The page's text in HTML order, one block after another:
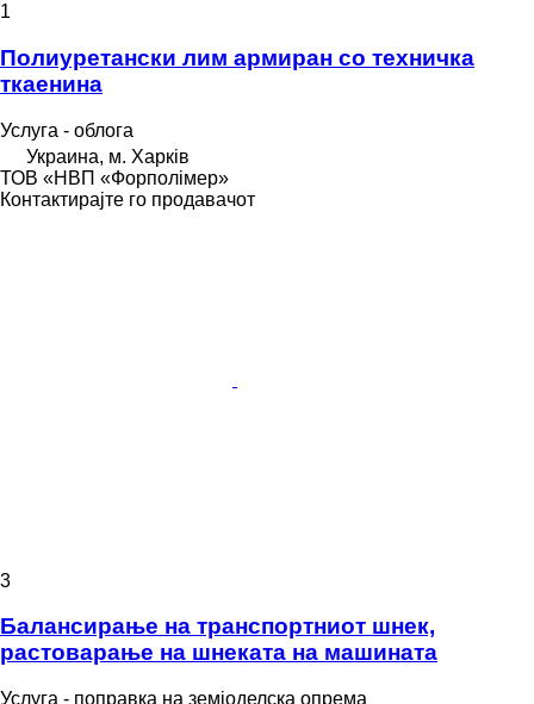
1
Полиуретански лим армиран со техничка
ткаенина
Услуга - облога
Украина, м. Харків
ТОВ «НВП «Форполімер»
Контактирајте го продавачот
3
Балансирање на транспортниот шнек,
растоварање на шнеката на машината
Услуга - поправка на земјоделска опрема